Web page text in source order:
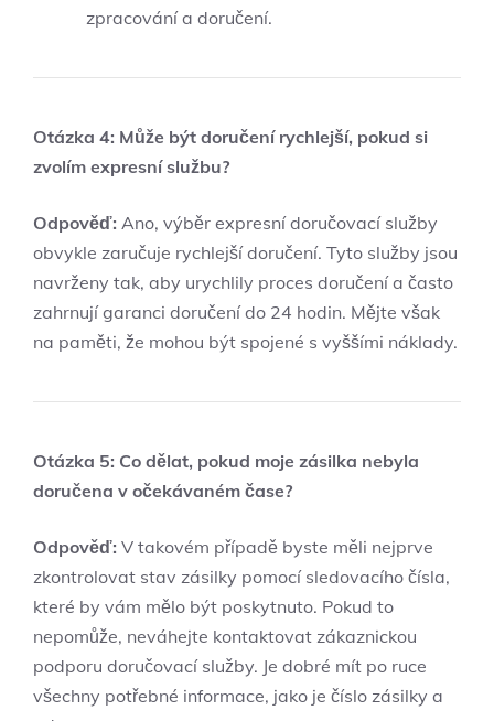
zpracování a doručení.
Otázka​ 4: Může být doručení rychlejší, pokud si
zvolím expresní službu?
Odpověď: Ano, výběr ⁣expresní doručovací služby
obvykle zaručuje rychlejší doručení. Tyto služby jsou
navrženy tak, aby urychlily proces doručení a často
‌zahrnují garanci doručení do 24 hodin. Mějte však⁢
na‍ paměti, že mohou být spojené s vyššími náklady.
Otázka 5: Co dělat,​ pokud moje zásilka nebyla
doručena v očekávaném čase?
Odpověď: V ⁣takovém případě byste měli nejprve⁢
zkontrolovat​ stav zásilky⁣ pomocí sledovacího čísla,
které by vám mělo⁤ být⁣ poskytnuto. Pokud to
nepomůže, neváhejte kontaktovat ⁢zákaznickou
podporu doručovací služby. Je dobré mít po ruce
všechny potřebné informace, jako je číslo zásilky a‌